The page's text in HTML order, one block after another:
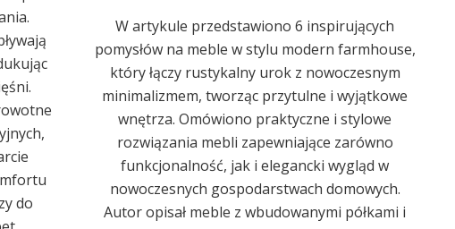
do
W artykule przedstawiono 6 inspirujących
pomysłów na meble w stylu modern farmhouse,
który łączy rustykalny urok z nowoczesnym
minimalizmem, tworząc przytulne i wyjątkowe
wnętrza. Omówiono praktyczne i stylowe
rozwiązania mebli zapewniające zarówno
funkcjonalność, jak i elegancki wygląd w
nowoczesnych gospodarstwach domowych.
Autor opisał meble z wbudowanymi półkami i